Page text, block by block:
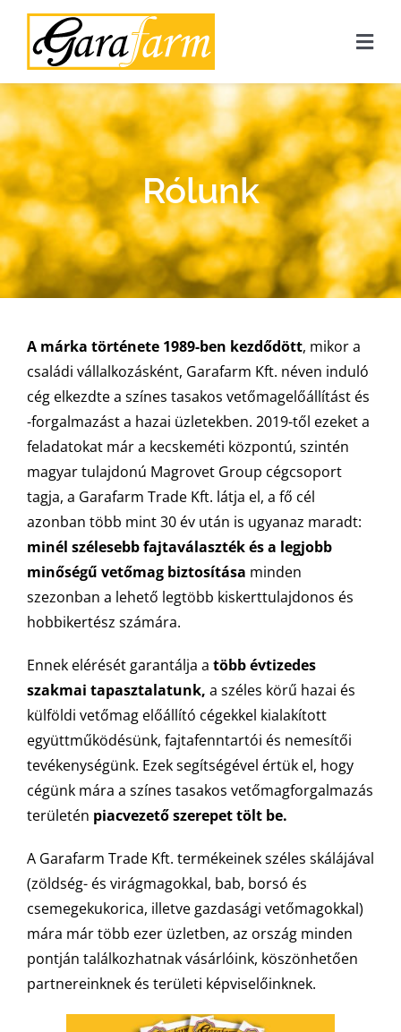
Kihagyás
FŐOLDAL
RÓLUNK
TERMÉKEINK
MAGROVET
ECO FRIENDLY
MAGYAR
Rólunk
A márka története 1989-ben kezdődött, mikor a
családi vállalkozásként, Garafarm Kft. néven induló
cég elkezdte a színes tasakos vetőmagelőállítást és
-forgalmazást a hazai üzletekben. 2019-től ezeket a
feladatokat már a kecskeméti központú, szintén
magyar tulajdonú Magrovet Group cégcsoport
tagja, a Garafarm Trade Kft. látja el, a fő cél
azonban több mint 30 év után is ugyanaz maradt:
minél szélesebb fajtaválaszték és a legjobb
minőségű vetőmag biztosítása minden
szezonban a lehető legtöbb kiskerttulajdonos és
hobbikertész számára.
Ennek elérését garantálja a több évtizedes
szakmai tapasztalatunk, a széles körű hazai és
külföldi vetőmag előállító cégekkel kialakított
együttműködésünk, fajtafenntartói és nemesítői
tevékenységünk. Ezek segítségével értük el, hogy
cégünk mára a színes tasakos vetőmagforgalmazás
területén piacvezető szerepet tölt be.
A Garafarm Trade Kft. termékeinek széles skálájával
(zöldség- és virágmagokkal, bab, borsó és
csemegekukorica, illetve gazdasági vetőmagokkal)
mára már több ezer üzletben, az ország minden
pontján találkozhatnak vásárlóink, köszönhetően
partnereinknek és területi képviselőinknek.